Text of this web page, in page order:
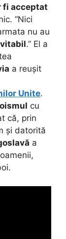
fi acceptat
“Nici
nu au
.” El a
a reușit
Unite.
cu
că, prin
și datorită
a